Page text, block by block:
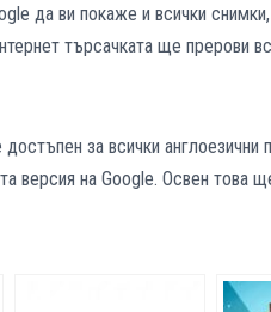
да ви покаже и всички
търсачката ще прерови
за всички англоезични
версия на Google. Освен това